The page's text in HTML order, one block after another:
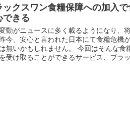
ックスワン食糧保障への加入
できる
動がニュースに多く載るようになり、
今、安心と言われた日本にて食糧危機
無いかもしれません。 今回はそんな食
受け取ることができるサービス、ブラ